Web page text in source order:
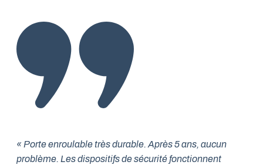
« Porte enroulable très durable. Après 5 ans, aucun
problème. Les dispositifs de sécurité fonctionnent